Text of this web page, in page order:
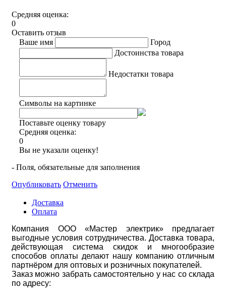
Средняя оценка:
0
Оставить отзыв
Ваше имя
Город
Достоинства товара
Недостатки товара
Символы на картинке
Поставьте оценку товару
Средняя оценка:
0
Вы не указали оценку!
- Поля, обязательные для заполнения
Опубликовать Отменить
Доставка
Оплата
Компания ООО «Мастер электрик» предлагает
выгодные условия сотрудничества. Доставка товара,
действующая система скидок и многообразие
способов оплаты делают нашу компанию отличным
партнёром для оптовых и розничных покупателей.
Заказ можно забрать самостоятельно у нас со склада
по адресу: